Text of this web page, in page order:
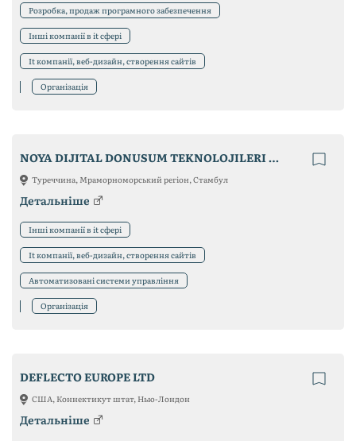
Розробка, продаж програмного забезпечення
Інші компанії в it сфері
It компанії, веб-дизайн, створення сайтів
Організація
NOYA DIJITAL DONUSUM TEKNOLOJILERI A.S.
Туреччина, Мраморноморський регіон, Стамбул
Детальніше
Інші компанії в it сфері
It компанії, веб-дизайн, створення сайтів
Автоматизовані системи управління
Організація
DEFLECTO EUROPE LTD
США, Коннектикут штат, Нью-Лондон
Детальніше